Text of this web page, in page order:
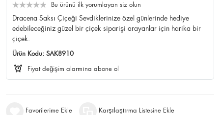
Bu ürünü ilk yorumlayan siz olun
Dracena Saksı Çiçeği Sevdiklerinize özel günlerinde hediye
edebileceğiniz güzel bir çiçek siparişi arayanlar için harika bir
çiçek.
Ürün Kodu: SAK8910
Fiyat değişim alarmına abone ol
Favorilerime Ekle Karşılaştırma Listesine Ekle